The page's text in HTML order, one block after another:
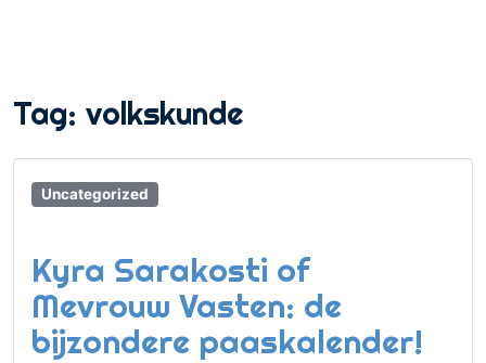
Tag: volkskunde
Uncategorized
Kyra Sarakosti of
Mevrouw Vasten: de
bijzondere paaskalender!